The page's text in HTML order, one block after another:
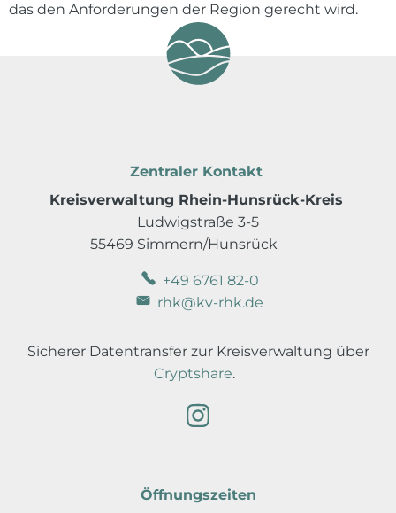
das den Anforderungen der Region gerecht wird.
Zentraler Kontakt
Kreisverwaltung Rhein-Hunsrück-Kreis
Ludwigstraße 3-5
55469 Simmern/Hunsrück
+49 6761 82-0
rhk@kv-rhk.de
Sicherer Datentransfer zur Kreisverwaltung über
Cryptshare.
Öffnungszeiten